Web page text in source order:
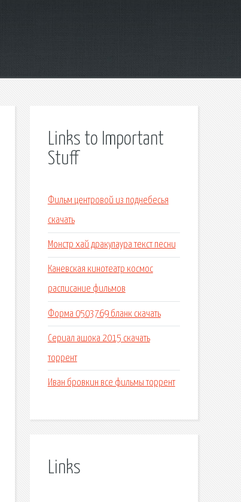
Links to Important
Stuff
Фильм центровой из поднебесья
скачать
Монстр хай дракулаура текст песни
Каневская кинотеатр космос
расписание фильмов
Форма 0503769 бланк скачать
Сериал ашока 2015 скачать
торрент
Иван бровкин все фильмы торрент
Links